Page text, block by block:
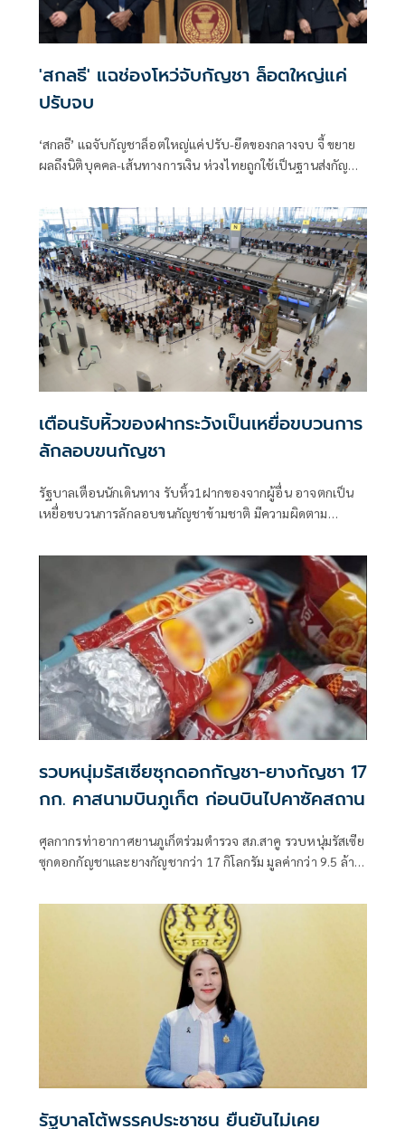
'สกลธี' แฉช่องโหว่จับกัญชา ล็อตใหญ่แค่
ปรับจบ
‘สกลธี’ แฉจับกัญชาล็อตใหญ่แค่ปรับ-ยึดของกลางจบ จี้ ขยาย
ผลถึงนิติบุคคล-เส้นทางการเงิน ห่วงไทยถูกใช้เป็นฐานส่งกัญชา
เตือนรับหิ้วของฝากระวังเป็นเหยื่อขบวนการ
ลักลอบขนกัญชา
รัฐบาลเตือนนักเดินทาง รับหิ้ว1ฝากของจากผู้อื่น อาจตกเป็น
เหยื่อขบวนการลักลอบขนกัญชาข้ามชาติ มีความผิดตาม
รวบหนุ่มรัสเซียซุกดอกกัญชา-ยางกัญชา 17
กก. คาสนามบินภูเก็ต ก่อนบินไปคาซัคสถาน
ศุลกากรท่าอากาศยานภูเก็ตร่วมตำรวจ สภ.สาคู รวบหนุ่มรัสเซีย
ซุกดอกกัญชาและยางกัญชากว่า 17 กิโลกรัม มูลค่ากว่า 9.5 ล้าน
รัฐบาลโต้พรรคประชาชน ยืนยันไม่เคย